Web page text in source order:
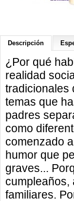
Descripción
¿Por qué
realidad
tradicionales
temas que
padres
como
comenzado
humor que
graves...
cumpleaños,
familiares.